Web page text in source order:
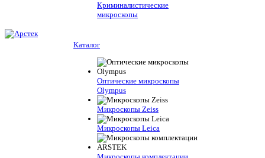
Криминалистические
микроскопы
Каталог
Оптические микроскопы
Olympus
Микроскопы Zeiss
Микроскопы Leica